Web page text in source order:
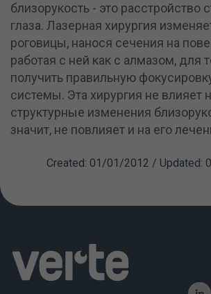
близорукость - это расстройство
глаза. Лазерная хирургия
роговицы, нанося сечения на
работая с ней как с алмазом, для
получить правильную
системы. Эта хирургия не влияет
структурные изменения
значит, не повлияет и на его
Created: 01/01/2012 / Updated: